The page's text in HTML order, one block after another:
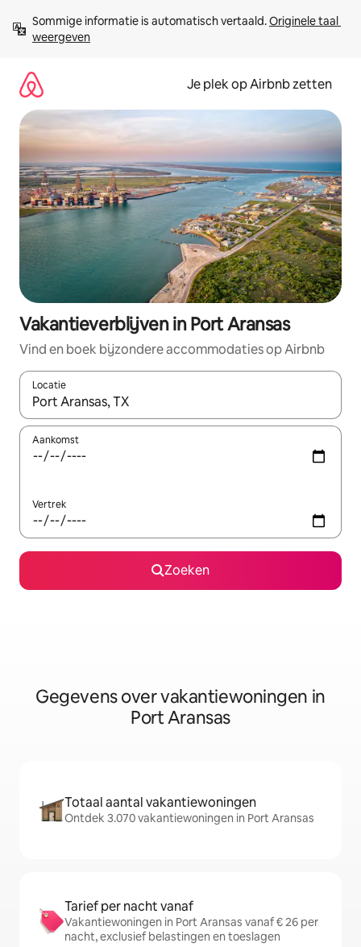
direct
naar
Sommige informatie is automatisch vertaald. Originele taal
weergeven
Je plek op Airbnb zetten
Vakantieverblijven in Port Aransas
Vind en boek bijzondere accommodaties op Airbnb
Locatie
Wanneer er resultaten beschikbaar zijn, maak je een keuze
Aankomst
Vertrek
Zoeken
Gegevens over vakantiewoningen in
Port Aransas
Totaal aantal vakantiewoningen
Ontdek 3.070 vakantiewoningen in Port Aransas
Tarief per nacht vanaf
Vakantiewoningen in Port Aransas vanaf € 26 per
nacht, exclusief belastingen en toeslagen